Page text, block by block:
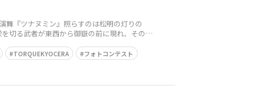
舞『ツナヌミン』照らすのは松明の灯りの
切る武者が東西から御嶽の前に現れ、その演
TORQUEKYOCERA フォトコンテスト